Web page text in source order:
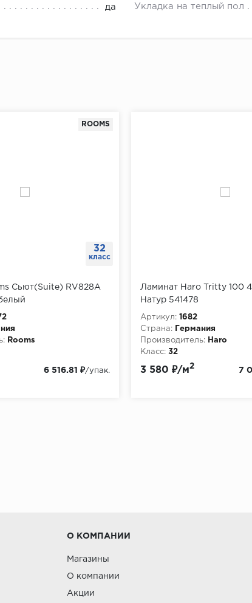
да Укладка на теплый пол
32
класс
ROOMS
Сьют(Suite) RV828A
Rooms
6 516.81 ₽/упак.
Ламинат Haro Tritty 100
Натур 541478
Артикул: 1682
Страна:
Германия
Производитель:
Haro
Класс: 32
Толщина, мм:
3 580 ₽/м2
7
О КОМПАНИИ
Магазины
О компании
Акции